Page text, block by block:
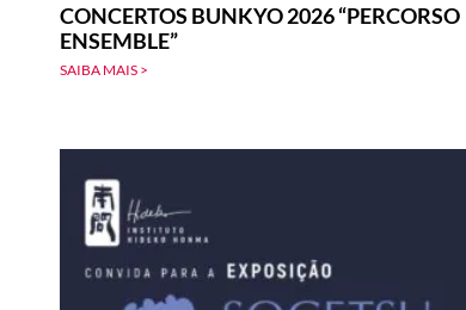
CONCERTOS BUNKYO 2026 “PERCORSO
ENSEMBLE”
SAIBA MAIS >